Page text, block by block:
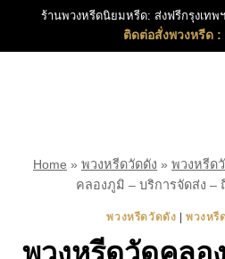
ร้านพวงหรีดนิยมหรีด: ส่งฟรีกรุงเท
ติดต่อสั่งพวงหรีด :
Home » พวงหรีดวัดดัง » พวงหรีด
คลองภูมิ – บริการจัดส่ง –
พวงหรีดวัดดัง |พวงหรี
พวงหรีดวัดคลอ